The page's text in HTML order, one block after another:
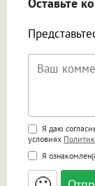
Оставьте
<b>,
<small>,
Я даю
условиях
Я